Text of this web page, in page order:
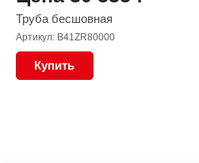
Труба бесшовная
Артикул: B41ZR80000
Купить